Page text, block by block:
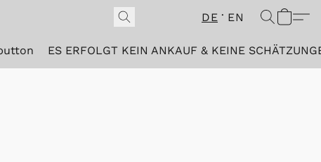
DE EN
ES ERFOLGT KEIN ANKAUF & KEINE